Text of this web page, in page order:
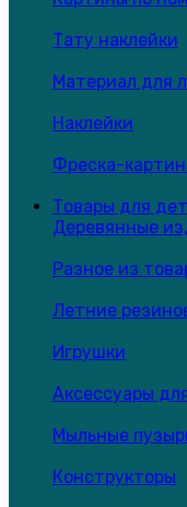
Тату наклейки
Материал для
Наклейки
Фреска-
Товары для
Деревянные
Разное из
Летние
Игрушки
Аксессуары
Мыльные
Конструкторы